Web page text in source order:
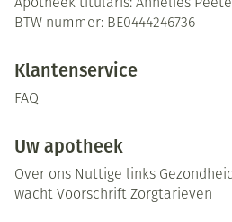
Apotheek titularis: Annelies
BTW nummer: BE0444246736
Klantenservice
FAQ
Uw apotheek
Over ons Nuttige links
wacht Voorschrift Zorgtarieven